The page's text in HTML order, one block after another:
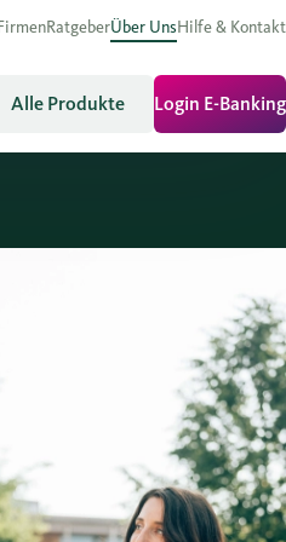
RatgeberÜber UnsHilfe & Kontakt
Alle Produkte Login E-Banking